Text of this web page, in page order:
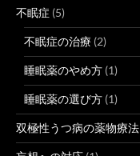
不眠症 (5)
不眠症の治療 (2)
睡眠薬のやめ方 (1)
睡眠薬の選び方 (1)
双極性うつ病の薬物療法